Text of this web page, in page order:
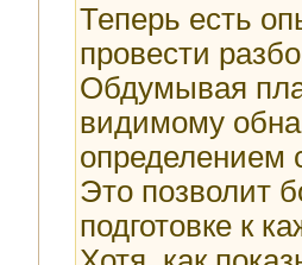
Теперь есть
провести
Обдумывая
видимому
определением
Это позволит
подготовке к